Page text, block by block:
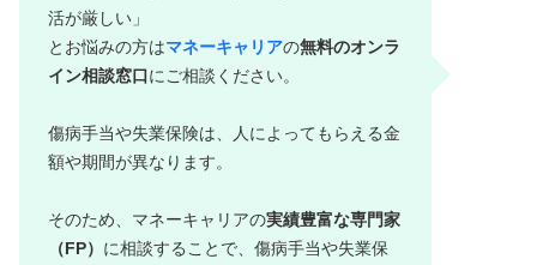
活が厳しい」
とお悩みの方はマネーキャリアの無料のオンラ
イン相談窓口にご相談ください。
傷病手当や失業保険は、人によってもらえる金
額や期間が異なります。
そのため、マネーキャリアの実績豊富な専門家
（FP） に相談することで、傷病手当や失業保